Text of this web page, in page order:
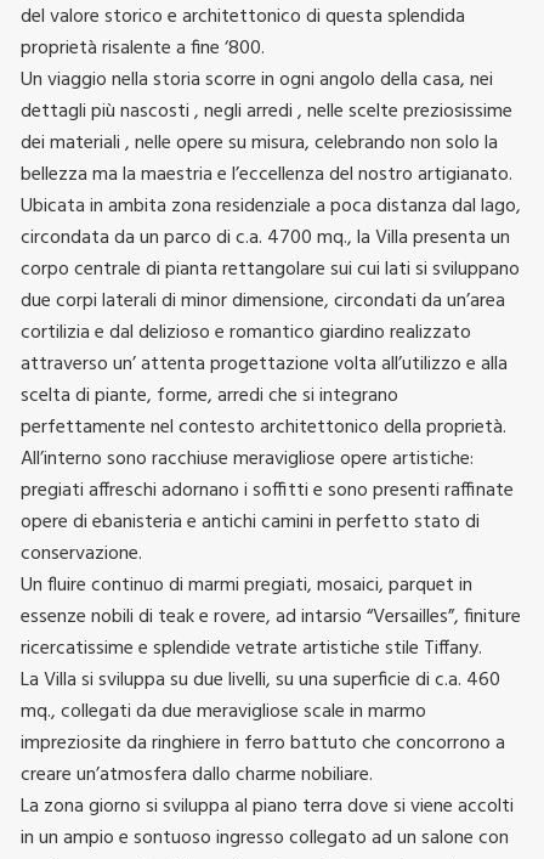
del valore storico e architettonico di questa splendida
proprietà risalente a fine ‘800.
Un viaggio nella storia scorre in ogni angolo della casa, nei
dettagli più nascosti , negli arredi , nelle scelte preziosissime
dei materiali , nelle opere su misura, celebrando non solo la
bellezza ma la maestria e l’eccellenza del nostro artigianato.
Ubicata in ambita zona residenziale a poca distanza dal lago,
circondata da un parco di c.a. 4700 mq., la Villa presenta un
corpo centrale di pianta rettangolare sui cui lati si sviluppano
due corpi laterali di minor dimensione, circondati da un’area
cortilizia e dal delizioso e romantico giardino realizzato
attraverso un’ attenta progettazione volta all’utilizzo e alla
scelta di piante, forme, arredi che si integrano
perfettamente nel contesto architettonico della proprietà.
All’interno sono racchiuse meravigliose opere artistiche:
pregiati affreschi adornano i soffitti e sono presenti raffinate
opere di ebanisteria e antichi camini in perfetto stato di
conservazione.
Un fluire continuo di marmi pregiati, mosaici, parquet in
essenze nobili di teak e rovere, ad intarsio “Versailles”, finiture
ricercatissime e splendide vetrate artistiche stile Tiffany.
La Villa si sviluppa su due livelli, su una superficie di c.a. 460
mq., collegati da due meravigliose scale in marmo
impreziosite da ringhiere in ferro battuto che concorrono a
creare un’atmosfera dallo charme nobiliare.
La zona giorno si sviluppa al piano terra dove si viene accolti
in un ampio e sontuoso ingresso collegato ad un salone con